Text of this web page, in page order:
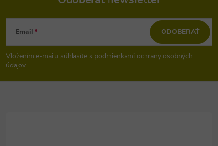
Z
á
p
Email
Vložením e-mailu súhlasíte s podmienkami ochrany osobných
údajov
ODOBERAŤ